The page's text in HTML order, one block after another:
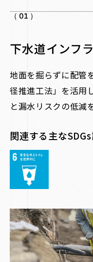
（ 01 ）
下水道インフ
地面を掘らずに配管
径推進工法」を活用
と漏水リスクの低減
関連する主な